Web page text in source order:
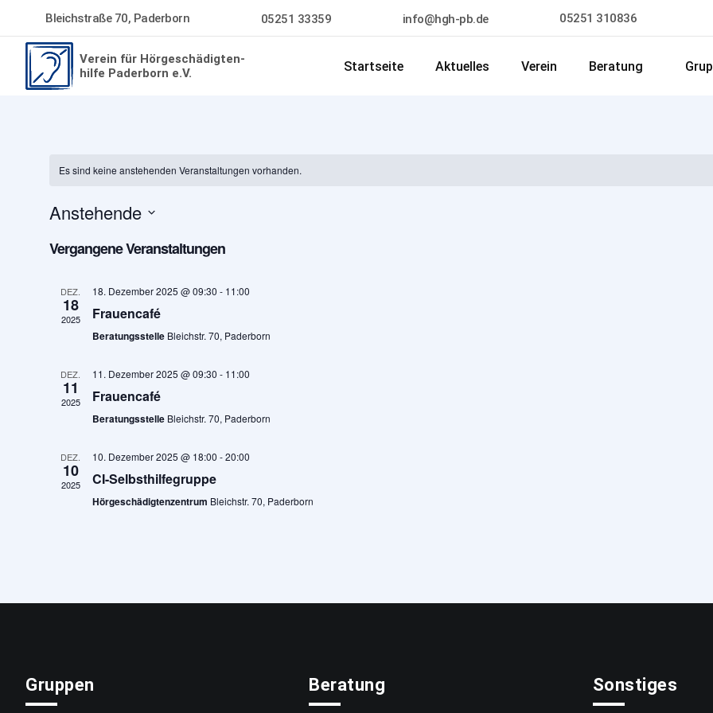
Bleichstraße 70, Paderborn 05251 33359 info@hgh-pb.de 05251 310836
Verein für Hörgeschädigten-
hilfe Paderborn e.V.
Startseite Aktuelles Verein Beratung
Es sind keine anstehenden Veranstaltungen vorhanden.
Anstehende
wählen.
Vergangene Veranstaltungen
DEZ.
18
2025
18. Dezember 2025 @ 09:30 - 11:00
Frauencafé
Beratungsstelle Bleichstr. 70, Paderborn
DEZ.
11
2025
11. Dezember 2025 @ 09:30 - 11:00
Frauencafé
Beratungsstelle Bleichstr. 70, Paderborn
DEZ.
10
2025
10. Dezember 2025 @ 18:00 -20:00
CI-Selbsthilfegruppe
Hörgeschädigtenzentrum Bleichstr. 70, Paderborn
Gruppen Beratung Sonstiges